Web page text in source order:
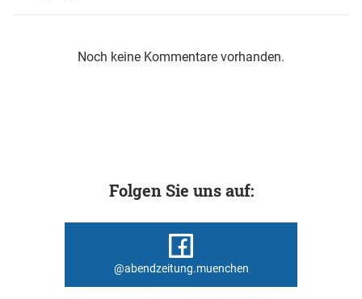
Noch keine Kommentare vorhanden.
Folgen Sie uns auf:
@abendzeitung.muenchen